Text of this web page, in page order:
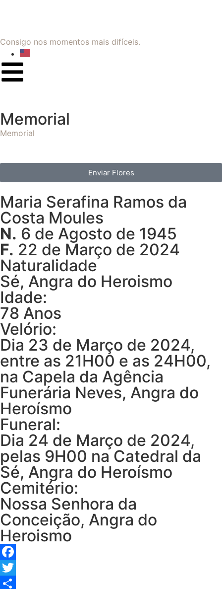
Consigo nos momentos mais difíceis.
Memorial
Memorial
Enviar Flores
Maria Serafina Ramos da
Costa Moules
N. 6 de Agosto de 1945
F. 22 de Março de 2024
Naturalidade
Sé, Angra do Heroismo
Idade:
78 Anos
Velório:
Dia 23 de Março de 2024,
entre as 21H00 e as 24H00,
na Capela da Agência
Funerária Neves, Angra do
Heroísmo
Funeral:
Dia 24 de Março de 2024,
pelas 9H00 na Catedral da
Sé, Angra do Heroísmo
Cemitério:
Nossa Senhora da
Conceição, Angra do
Heroismo
Facebook
Twitter